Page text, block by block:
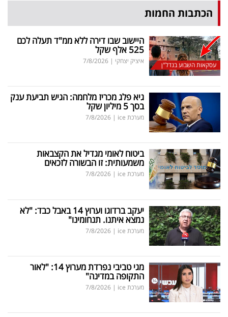
הכתבות החמות
עסקאות השבוע בנדל"ן
היישוב שבו דירה ללא ממ"ד תעלה לכם
525 אלף שקל
איציק יצחקי |
7/8/2026
גיא פלג מכריז מלחמה: הגיש תביעת ענק
בסך 5 מיליון שקל
מערכת ice |
7/8/2026
ביטוח לאומי מגדיל את הקצבאות
משמעותית: זו הבשורה לזכאים
מערכת ice |
7/8/2026
יעקב ברדוגו וערוץ 14 באבל כבד: "לא
נמצא איתנו. תנחומינו"
מערכת ice |
7/8/2026
מגי טביבי נפרדת מערוץ 14: "לאור
התקופה במדינה"
מערכת ice |
7/8/2026